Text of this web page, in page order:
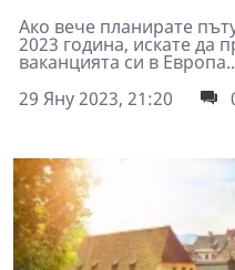
Ако вече планирате
2023 година, искате да
ваканцията си в
29 Яну 2023, 21:20